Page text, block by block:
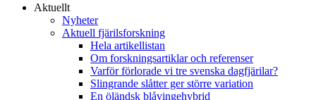
Aktuellt
Nyheter
Aktuell fjärilsforskning
Hela artikellistan
Om forskningsartiklar och referenser
Varför förlorade vi tre svenska dagfjärilar?
Slingrande slåtter ger större variation
En öländsk blåvingehybrid